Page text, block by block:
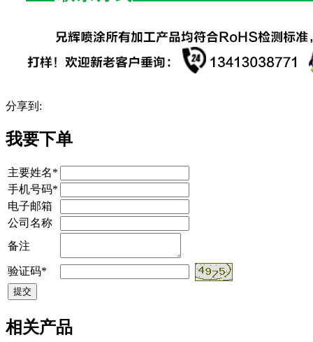
分享到:
我要下单
主要姓名*
手机号码*
电子邮箱
公司名称
备注
验证码*
相关产品